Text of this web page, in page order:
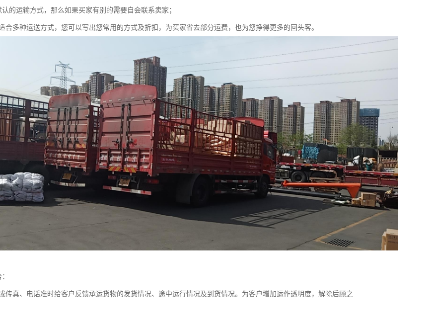
的运输方式，那么如果买家有别的需要自会联系卖家；
合多种运送方式，您可以写出您常用的方式及折扣，为买家省去部分运费，也为您挣得更多的回头客。
传真、电话准时给客户反馈承运货物的发货情况、途中运行情况及到货情况。为客户增加运作透明度，解除后顾之